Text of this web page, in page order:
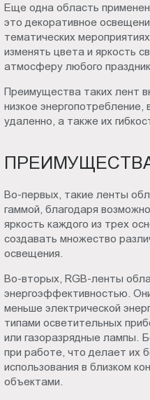
Еще одна область
это декоративное
тематических
изменять цвета и яркость
атмосферу любого
Преимущества таких лент
низкое
удаленно, а также их
Во-первых, такие ленты
гаммой, благодаря
яркость каждого из трех
создавать множество
освещения.
Во-вторых, RGB-ленты
энергоэффективностью.
меньше электрической
типами осветительных
или газоразрядные лампы.
при работе, что делает их
использования в близком
объектами.